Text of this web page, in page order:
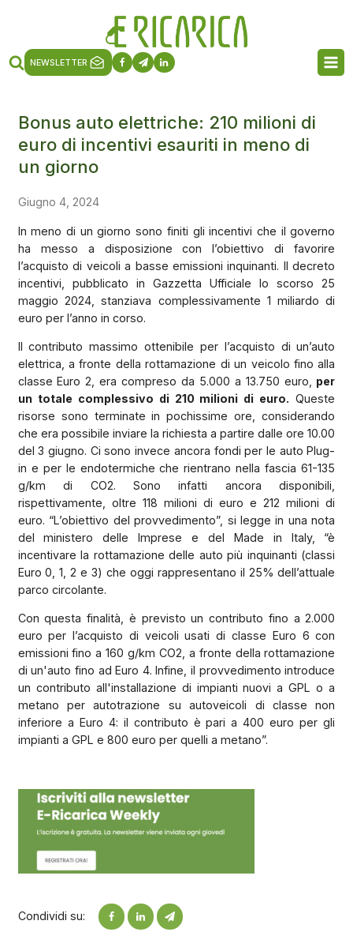
NEWSLETTER
Bonus auto elettriche: 210 milioni di
euro di incentivi esauriti in meno di
un giorno
Giugno 4, 2024
In meno di un giorno sono finiti gli incentivi che il governo
ha messo a disposizione con l’obiettivo di favorire
l’acquisto di veicoli a basse emissioni inquinanti. Il decreto
incentivi, pubblicato in Gazzetta Ufficiale lo scorso 25
maggio 2024, stanziava complessivamente 1 miliardo di
euro per l’anno in corso.
Il contributo massimo ottenibile per l’acquisto di un’auto
elettrica, a fronte della rottamazione di un veicolo fino alla
classe Euro 2, era compreso da 5.000 a 13.750 euro, per
un totale complessivo di 210 milioni di euro. Queste
risorse sono terminate in pochissime ore, considerando
che era possibile inviare la richiesta a partire dalle ore 10.00
del 3 giugno. Ci sono invece ancora fondi per le auto Plug-
in e per le endotermiche che rientrano nella fascia 61-135
g/km di CO2. Sono infatti ancora disponibili,
rispettivamente, oltre 118 milioni di euro e 212 milioni di
euro. “L’obiettivo del provvedimento”, si legge in una nota
del ministero delle Imprese e del Made in Italy, “è
incentivare la rottamazione delle auto più inquinanti (classi
Euro 0, 1, 2 e 3) che oggi rappresentano il 25% dell’attuale
parco circolante.
Con questa finalità, è previsto un contributo fino a 2.000
euro per l’acquisto di veicoli usati di classe Euro 6 con
emissioni fino a 160 g/km CO2, a fronte della rottamazione
di un'auto fino ad Euro 4. Infine, il provvedimento introduce
un contributo all'installazione di impianti nuovi a GPL o a
metano per autotrazione su autoveicoli di classe non
inferiore a Euro 4: il contributo è pari a 400 euro per gli
impianti a GPL e 800 euro per quelli a metano”.
Condividi su: